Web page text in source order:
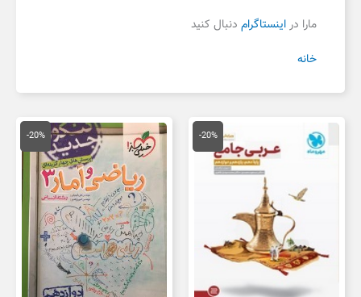
مارا در اینستاگرام دنبال کنید
خانه
-20%
110,000 تومان
بود.
قیمت
فعلی
-20%
قیمت
اصلی
60,000 تومان
بود.
قیمت
فعلی